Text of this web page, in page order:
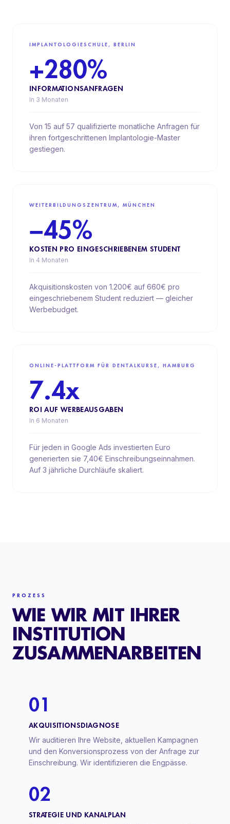
IMPLANTOLOGIESCHULE, BERLIN
+280%
INFORMATIONSANFRAGEN
In 3 Monaten
Von 15 auf 57 qualifizierte monatliche Anfragen für
ihren fortgeschrittenen Implantologie-Master
gestiegen.
WEITERBILDUNGSZENTRUM, MÜNCHEN
−45%
KOSTEN PRO EINGESCHRIEBENEM STUDENT
In 4 Monaten
Akquisitionskosten von 1.200€ auf 660€ pro
eingeschriebenem Student reduziert — gleicher
Werbebudget.
ONLINE-PLATTFORM FÜR DENTALKURSE, HAMBURG
7.4x
ROI AUF WERBEAUSGABEN
In 6 Monaten
Für jeden in Google Ads investierten Euro
generierten sie 7,40€ Einschreibungseinnahmen.
Auf 3 jährliche Durchläufe skaliert.
PROZESS
WIE WIR MIT IHRER
INSTITUTION
ZUSAMMENARBEITEN
01
AKQUISITIONSDIAGNOSE
Wir auditieren Ihre Website, aktuellen Kampagnen
und den Konversionsprozess von der Anfrage zur
Einschreibung. Wir identifizieren die Engpässe.
02
STRATEGIE UND KANALPLAN